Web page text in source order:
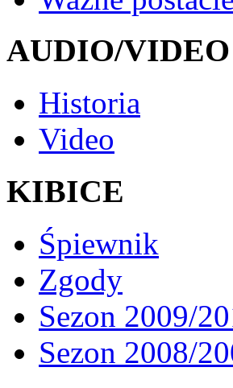
AUDIO/VIDEO
Historia
Video
KIBICE
Śpiewnik
Zgody
Sezon 2009/
Sezon 2008/